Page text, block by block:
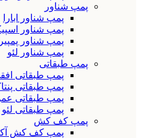
پمپ شناور
پمپ شناور ابارا
پمپ شناور
پمپ شناور
پمپ شناور لئو
پمپ طبقاتی
پمپ طبقاتی افقی
پمپ طبقاتی
پمپ طبقاتی
پمپ طبقاتی لئو
پمپ کف کش
پمپ کف کش